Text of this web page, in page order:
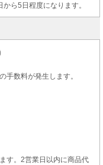
ら5日程度になります。
手数料が発生します。
す。2営業日以内に商品代